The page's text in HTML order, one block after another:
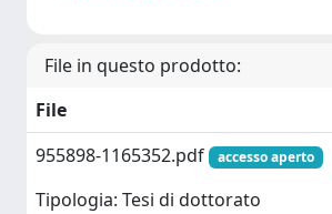
File in questo prodotto:
File
955898-1165352.pdf
accesso aperto
Tipologia: Tesi di dottorato